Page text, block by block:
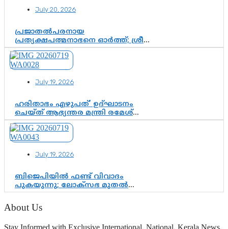
ചുണക്കുട്ടൻ
July 20, 2026
പ്രജാതൽപരനായ
പ്രത്യക്ഷപത്മനാഭനെ ഓർത്ത്; ശ്രീ
ചിത്തിര തിരുനാൾ മഹാരാജാവിന്റെ
35-ാം നാടുനീങ്ങൽ ദിനം ഇന്ന്
July 19, 2026
ഹരിതാഭം എഴുപത്’ ഉദ്ഘാടനം
ചെയ്ത് ആഭ്യന്തര മന്ത്രി രമേശ്
ചെന്നിത്തല; ആർ. ഹരികുമാറിന്റെ
സപ്തതി ആഘോഷങ്ങൾക്ക്
പ്രൗഢമായ തുടക്കം
July 19, 2026
ബിജെപിയിൽ ഫണ്ട് വിവാദം
പുകയുന്നു; ലോക്സഭ മുതൽ
നിയമസഭ വരെ 140 മണ്ഡലങ്ങളിലെ
ഫണ്ട് വിനിയോഗം
പരിശോധിക്കുമോ? കേന്ദ്രത്തിനും
About Us
Stay Informed with Exclusive International, National, Kerala News,